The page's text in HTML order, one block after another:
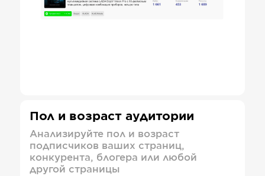
Пол и возраст аудитории
Анализируйте пол и возраст
подписчиков ваших страниц,
конкурента, блогера или любой
другой страницы